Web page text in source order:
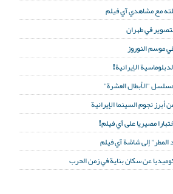
مع مشاهدي آي فيلم
في طهران
الإيرانية!
"الأبطال العشرة"
نجوم السينما الإيرانية
مصيريا على آي فيلم!
المطر" إلى شاشة آي فيلم
عن سكان بناية في زمن الحرب